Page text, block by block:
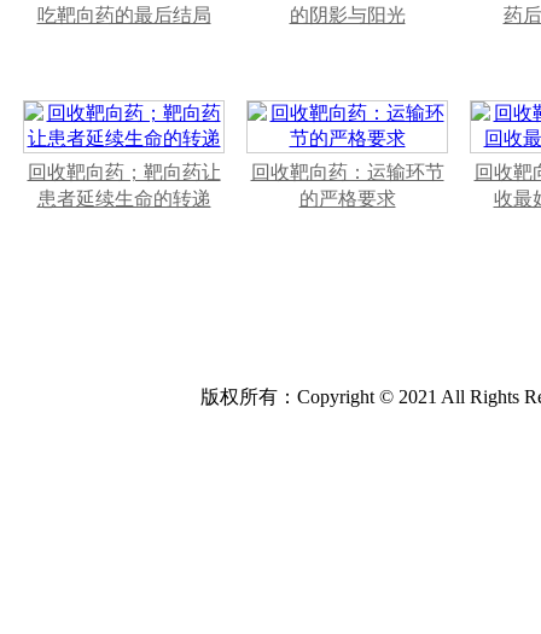
吃靶向药的最后结局
的阴影与阳光
药
回收靶向药；靶向药让
患者延续生命的转递
回收靶向药：运输环节
的严格要求
回收靶
收最
版权所有：Copyright © 2021 All Rights